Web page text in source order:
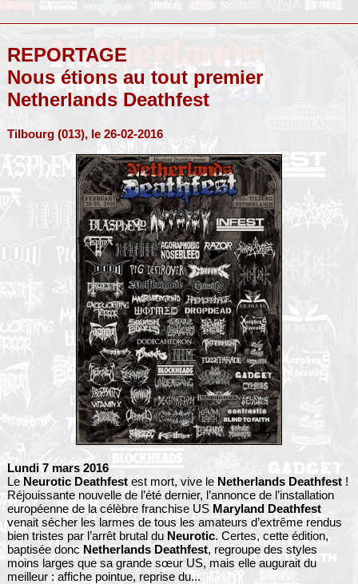
REPORTAGE
Nous étions au tout premier
Netherlands Deathfest
Tilbourg (013), le 26-02-2016
Lundi 7 mars 2016
Le Neurotic Deathfestest mort, vive le Netherlands Deathfest!
Réjouissante nouvelle de l’été dernier, l’annonce de l’installation
européenne de la célèbre franchise US Maryland Deathfest
venait sécher les larmes de tous les amateurs d’extrême rendus
bien tristes par l’arrêt brutal du Neurotic. Certes, cette édition,
baptisée donc Netherlands Deathfest, regroupe des styles
moins larges que sa grande sœur US, mais elle augurait du
meilleur : affiche pointue, reprise du...